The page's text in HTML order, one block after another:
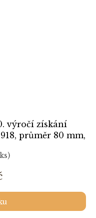
výročí získání
průměr 80 mm,